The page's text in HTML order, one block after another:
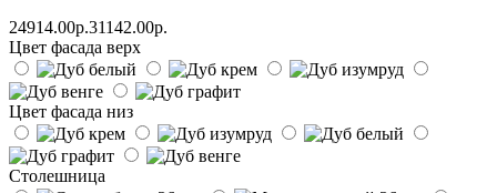
24914.00р.31142.00р.
Цвет фасада верх
Цвет фасада низ
Столешница